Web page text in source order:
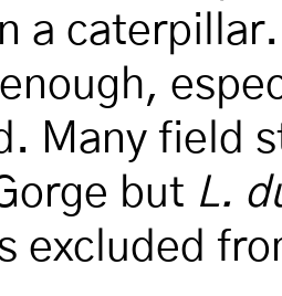
a
Many field
but L.
excluded